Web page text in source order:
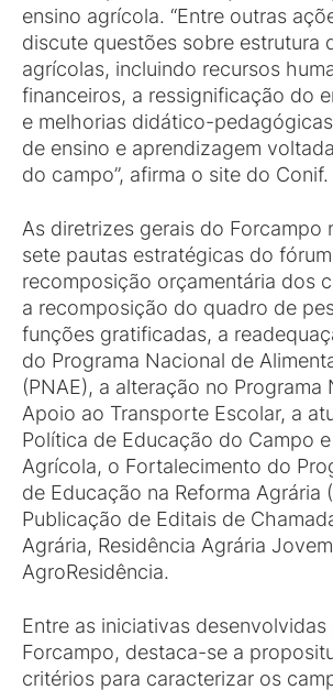
ensino agrícola. “Entre outras
discute questões sobre estrutura
agrícolas, incluindo recursos
financeiros, a ressignificação do
e melhorias didático-
de ensino e aprendizagem
do campo”, afirma o site do Conif.
As diretrizes gerais do Forcampo
sete pautas estratégicas do
recomposição orçamentária dos
a recomposição do quadro de
funções gratificadas, a
do Programa Nacional de
(PNAE), a alteração no Programa
Apoio ao Transporte Escolar, a
Política de Educação do Campo
Agrícola, o Fortalecimento do
de Educação na Reforma Agrária
Publicação de Editais de
Agrária, Residência Agrária
AgroResidência.
Entre as iniciativas desenvolvidas
Forcampo, destaca-se a
critérios para caracterizar os